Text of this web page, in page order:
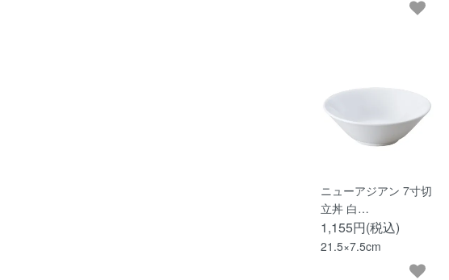
ニューアジアン 7寸切
立丼 白…
1,155円(税込)
21.5×7.5cm